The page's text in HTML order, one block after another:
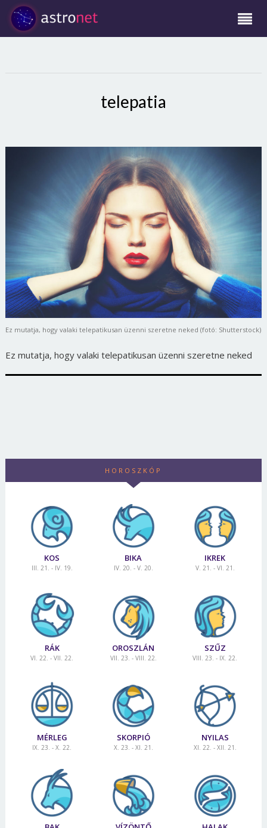
telepatia
Ez mutatja, hogy valaki telepatikusan üzenni szeretne neked (fotó: Shutterstock)
Ez mutatja, hogy valaki telepatikusan üzenni szeretne neked
HOROSZKÓP
KOS
III. 21. - IV. 19.
BIKA
IV. 20. - V. 20.
IKREK
V. 21. - VI. 21.
RÁK
VI. 22. - VII. 22.
OROSZLÁN
VII. 23. - VIII. 22.
SZŰZ
VIII. 23. - IX. 22.
MÉRLEG
IX. 23. - X. 22.
SKORPIÓ
X. 23. - XI. 21.
NYILAS
XI. 22. - XII. 21.